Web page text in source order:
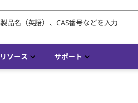
リソース サポート